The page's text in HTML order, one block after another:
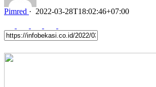
Pimred · 2022-03-28T18:02:46+07:00